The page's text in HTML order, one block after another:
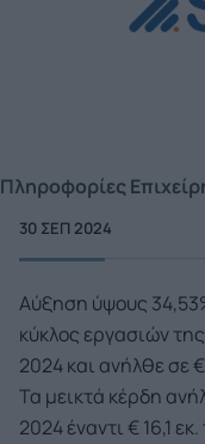
Πληροφορίες
30 ΣΕΠ 2024
Αύξηση ύψους
κύκλος εργασιών
2024 και ανήλθε σε
Τα μεικτά κέρδη
2024 έναντι € 16,1